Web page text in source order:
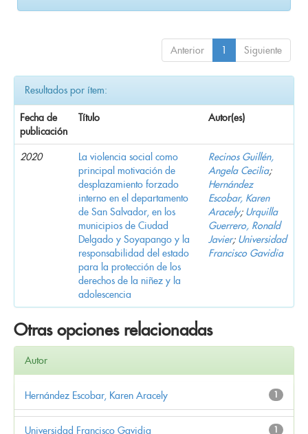
Anterior 1 Siguiente
Resultados por ítem:
Fecha de
publicación
Título Autor(es)
2020
La violencia social como
principal motivación de
desplazamiento forzado
interno en el departamento
de San Salvador, en los
municipios de Ciudad
Delgado y Soyapango y la
responsabilidad del estado
para la protección de los
derechos de la niñez y la
adolescencia
Recinos Guillén,
Angela Cecilia;
Hernández
Escobar, Karen
Aracely; Urquilla
Guerrero, Ronald
Javier; Universidad
Francisco Gavidia
Otras opciones relacionadas
Autor
1
Hernández Escobar, Karen Aracely
1
Universidad Francisco Gavidia